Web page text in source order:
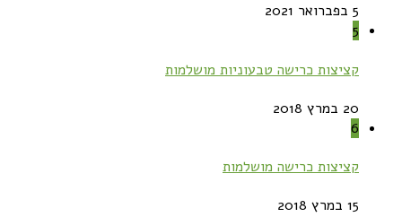
5 בפברואר 2021
5
קציצות כרישה טבעוניות מושלמות
20 במרץ 2018
6
קציצות כרישה מושלמות
15 במרץ 2018